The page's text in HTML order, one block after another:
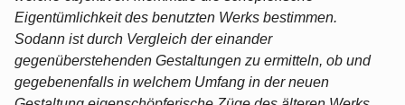
Eigentümlichkeit des benutzten Werks bestimmen.
Sodann ist durch Vergleich der einander
gegenüberstehenden Gestaltungen zu ermitteln, ob und
gegebenenfalls in welchem Umfang in der neuen